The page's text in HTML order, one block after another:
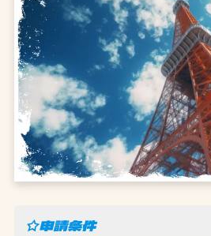
☆申請条件